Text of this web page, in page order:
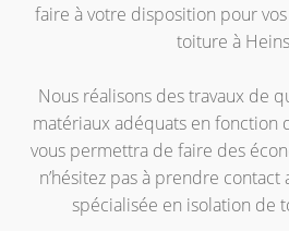
faire à votre disposition pour
toiture à
Nous réalisons des travaux de
matériaux adéquats en fonction
vous permettra de faire des
n’hésitez pas à prendre
spécialisée en isolation de